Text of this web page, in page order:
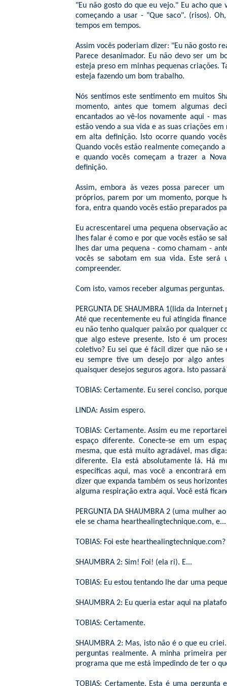
"Eu não gosto do que eu vejo." Eu acho
começando a usar - "Que saco". (risos).
tempos em tempos.
Assim vocês poderiam dizer: "Eu não gosto
Parece desanimador. Eu não devo ser um
esteja preso em minhas pequenas criações.
esteja fazendo um bom trabalho.
Nós sentimos este sentimento em muitos
momento, antes que tomem algumas
encantados ao vê-los novamente aqui -
estão vendo a sua vida e as suas criações
em alta definição. Isto ocorre quando
Quando vocês estão realmente começando
e quando vocês começam a trazer a
definição.
Assim, embora às vezes possa parecer
próprios, parem por um momento, porque
fora, entra quando vocês estão preparados
Eu acrescentarei uma pequena observação
lhes falar é como e por que vocês estão se
lhes dar uma pequena - como chamam -
vocês se sabotam em sua vida. Este será
compreender.
Com isto, vamos receber algumas perguntas.
PERGUNTA DE SHAUMBRA 1(lida da
Até que recentemente eu fui atingida
eu não tenho qualquer paixão por qualquer
que algo esteve presente. Isto é um
coletivo? Eu sei que é fácil dizer que não se
eu sempre tive um desejo por algo
quaisquer desejos seguros agora. Isto
TOBIAS: Certamente. Eu serei conciso,
LINDA: Assim espero.
TOBIAS: Certamente. Assim eu me
espaço diferente. Conecte-se em um
mesma, que está muito agradável, mas
diferente. Ela está absolutamente lá. Há
específicas aqui, mas você a encontrará
dizer que expanda também os seus
alguma respiração extra aqui. Você está
PERGUNTA DA SHAUMBRA 2 (uma mulher
ele se chama hearthealingtechnique.com, e...
TOBIAS: Foi este hearthealingtechnique.com?
SHAUMBRA 2: Sim! Foi! (ela ri). E...
TOBIAS: Eu estou tentando lhe dar uma
SHAUMBRA 2: Eu queria estar aqui na
TOBIAS: Certamente.
SHAUMBRA 2: Mas, isto não é o que eu
perguntas realmente. A minha primeira
programa que me está impedindo de ter o
TOBIAS: Certamente. Esta é uma